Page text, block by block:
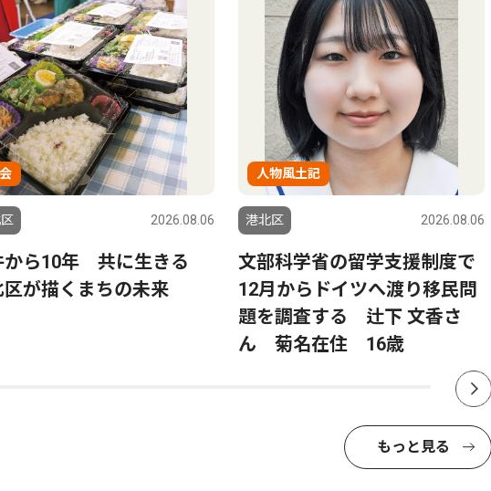
2026.08.06
から10年 共に生きる
区が描くまちの未来
人物風土記
港北区 2026.08.06
文部科学省の留学支援制度で
12月からドイツへ渡り移民問
題を調査する 辻下 文香さ
ん 菊名在住 16歳
もっと見る